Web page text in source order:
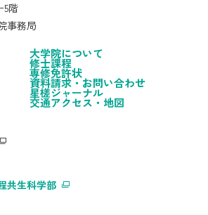
5階
事務局
大学院について
修士課程
専修免許状
資料請求・お問い合わせ
星槎ジャーナル
交通アクセス・地図
共生科学部